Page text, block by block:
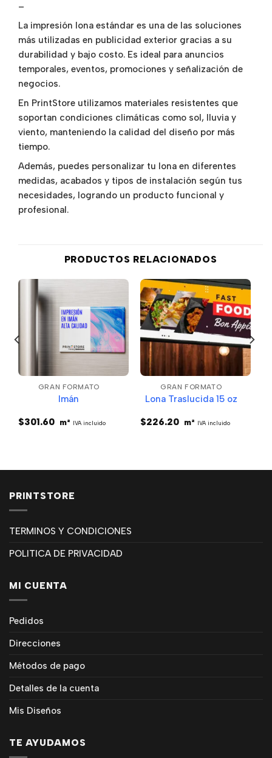
–
La impresión lona estándar es una de las soluciones
más utilizadas en publicidad exterior gracias a su
durabilidad y bajo costo. Es ideal para anuncios
temporales, eventos, promociones y señalización de
negocios.
En PrintStore utilizamos materiales resistentes que
soportan condiciones climáticas como sol, lluvia y
viento, manteniendo la calidad del diseño por más
tiempo.
Además, puedes personalizar tu lona en diferentes
medidas, acabados y tipos de instalación según tus
necesidades, logrando un producto funcional y
profesional.
PRODUCTOS RELACIONADOS
GRAN FORMATO
Imán
$301.60 m² IVA incluido
GRAN FORMATO
Lona Traslucida 15 oz
$226.20 m² IVA incluido
PRINTSTORE
TERMINOS Y CONDICIONES
POLITICA DE PRIVACIDAD
MI CUENTA
Pedidos
Direcciones
Métodos de pago
Detalles de la cuenta
Mis Diseños
TE AYUDAMOS